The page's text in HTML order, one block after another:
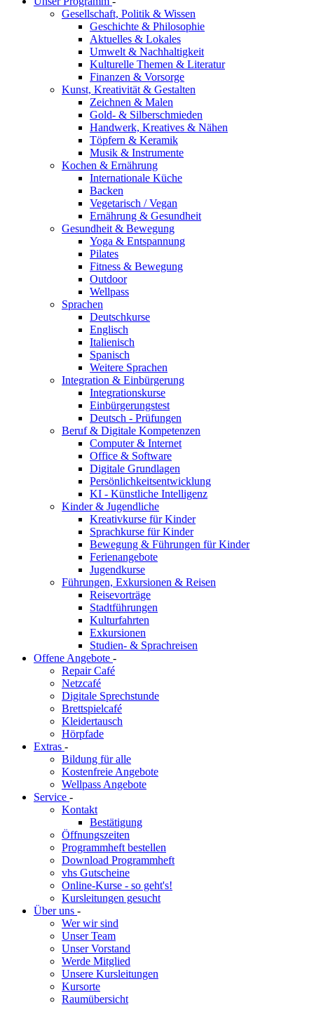
Gesellschaft, Politik & Wissen
Geschichte & Philosophie
Aktuelles & Lokales
Umwelt & Nachhaltigkeit
Kulturelle Themen & Literatur
Finanzen & Vorsorge
Kunst, Kreativität & Gestalten
Zeichnen & Malen
Gold- & Silberschmieden
Handwerk, Kreatives & Nähen
Töpfern & Keramik
Musik & Instrumente
Kochen & Ernährung
Internationale Küche
Backen
Vegetarisch / Vegan
Ernährung & Gesundheit
Gesundheit & Bewegung
Yoga & Entspannung
Pilates
Fitness & Bewegung
Outdoor
Wellpass
Sprachen
Deutschkurse
Englisch
Italienisch
Spanisch
Weitere Sprachen
Integration & Einbürgerung
Integrationskurse
Einbürgerungstest
Deutsch - Prüfungen
Beruf & Digitale Kompetenzen
Computer & Internet
Office & Software
Digitale Grundlagen
Persönlichkeitsentwicklung
KI - Künstliche Intelligenz
Kinder & Jugendliche
Kreativkurse für Kinder
Sprachkurse für Kinder
Bewegung & Führungen für Kinder
Ferienangebote
Jugendkurse
Führungen, Exkursionen & Reisen
Reisevorträge
Stadtführungen
Kulturfahrten
Exkursionen
Studien- & Sprachreisen
Offene Angebote -
Repair Café
Netzcafé
Digitale Sprechstunde
Brettspielcafé
Kleidertausch
Hörpfade
Extras -
Bildung für alle
Kostenfreie Angebote
Wellpass Angebote
Service -
Kontakt
Bestätigung
Öffnungszeiten
Programmheft bestellen
Download Programmheft
vhs Gutscheine
Online-Kurse - so geht's!
Kursleitungen gesucht
Über uns -
Wer wir sind
Unser Team
Unser Vorstand
Werde Mitglied
Unsere Kursleitungen
Kursorte
Raumübersicht